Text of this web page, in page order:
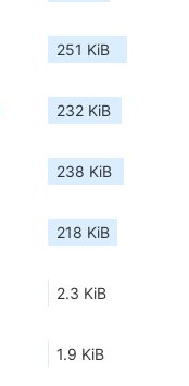
251 KiB
232 KiB
238 KiB
218 KiB
2.3 KiB
1.9 KiB